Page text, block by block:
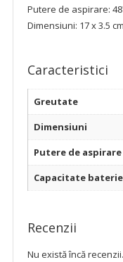
Putere de aspirare:
Dimensiuni: 17 x 3.5
Caracteristici
Greutate
Dimensiuni
Putere de aspirare
Capacitate baterie
Recenzii
Nu există încă recenzii.